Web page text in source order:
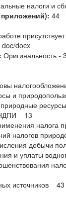
налоги и
приложений): 44
doc/docx
Оригинальность -
и
природные
НДПИ 13
налогов
добычи
и уплаты
источников 43